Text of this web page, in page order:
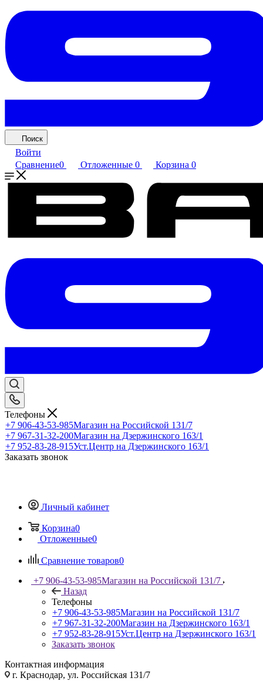
Поиск
Войти
Сравнение0 Отложенные 0 Корзина 0
Телефоны
+7 906-43-53-985Магазин на Российской 131/7
+7 967-31-32-200Магазин на Дзержинского 163/1
+7 952-83-28-915Уст.Центр на Дзержинского 163/1
Заказать звонок
Личный кабинет
Корзина0
Отложенные0
Сравнение товаров0
+7 906-43-53-985Магазин на Российской 131/7
Назад
Телефоны
+7 906-43-53-985Магазин на Российской 131/7
+7 967-31-32-200Магазин на Дзержинского 163/1
+7 952-83-28-915Уст.Центр на Дзержинского 163/1
Заказать звонок
Контактная информация
г. Краснодар, ул. Российская 131/7